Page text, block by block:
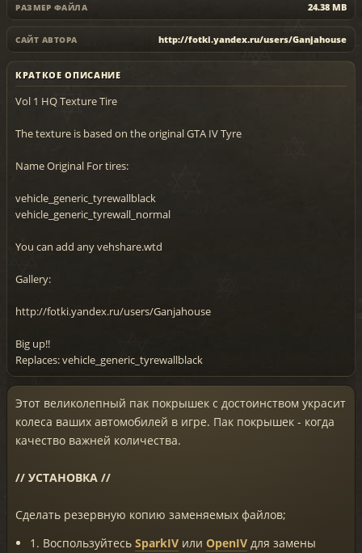
РАЗМЕР ФАЙЛА 24.38 MB
САЙТ АВТОРА http://fotki.yandex.ru/users/Ganjahouse
КРАТКОЕ ОПИСАНИЕ
Vol 1 HQ Texture Tire
The texture is based on the original GTA IV Tyre
Name Original For tires:
vehicle_generic_tyrewallblack
vehicle_generic_tyrewall_normal
You can add any vehshare.wtd
Gallery:
http://fotki.yandex.ru/users/Ganjahouse
Big up!!
Replaces: vehicle_generic_tyrewallblack
Этот великолепный пак покрышек с достоинством украсит
колеса ваших автомобилей в игре. Пак покрышек - когда
качество важней количества.
// УСТАНОВКА //
Сделать резервную копию заменяемых файлов;
1. Воспользуйтесь SparkIV или OpenIV для замены